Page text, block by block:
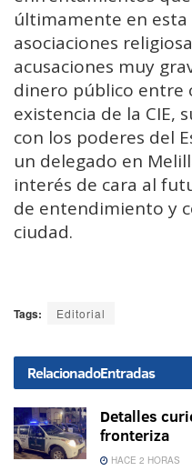
últimamente en
asociaciones
acusaciones muy
dinero público entre
existencia de la CIE,
con los poderes del
un delegado en
interés de cara al
de entendimiento y
ciudad.
Tags: Editorial
RelacionadoEntradas
Detalles
fronteriza
HACE 2 HORAS